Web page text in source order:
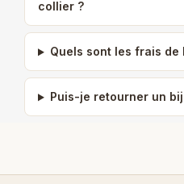
collier ?
Quels sont les frais de
Puis-je retourner un